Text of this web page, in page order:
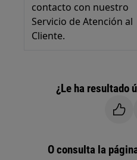
contacto con nuestro
Servicio de Atención al
Cliente.
¿Le ha resultado
O consulta la